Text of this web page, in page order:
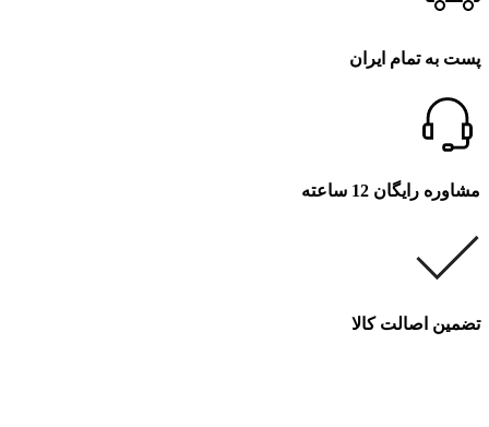
پست به تمام ایران
مشاوره رایگان 12 ساعته
تضمین اصالت کالا